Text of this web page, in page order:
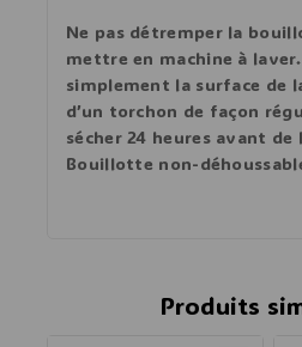
Ne pas détremper la
mettre en machine à
simplement la surface de
d’un torchon de façon
sécher 24 heures avant
Bouillotte non-
Produits